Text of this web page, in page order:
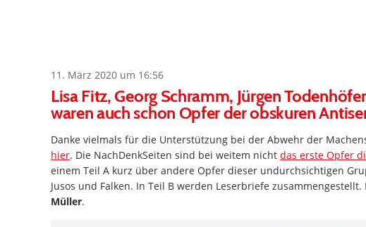
11. März 2020 um 16:56
Lisa Fitz, Georg Schramm, Jürgen
waren auch schon Opfer der obskuren
Danke vielmals für die Unterstützung bei der Abwehr der
hier. Die NachDenkSeiten sind bei weitem nicht das erste Opfer
einem Teil A kurz über andere Opfer dieser undurchsichtigen
Jusos und Falken. In Teil B werden Leserbriefe
Müller.